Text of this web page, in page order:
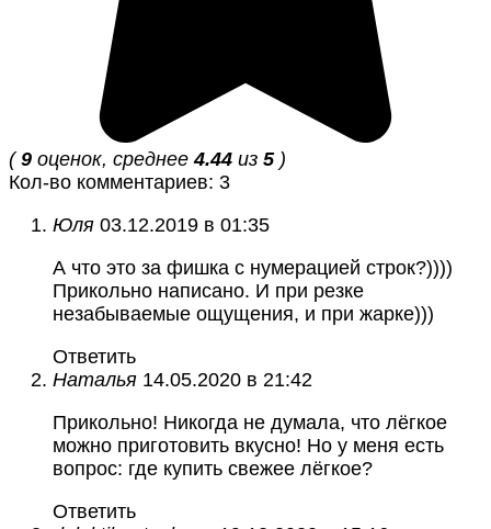
(9 оценок, среднее4.44 из 5)
Кол-во комментариев: 3
Юля 03.12.2019 в 01:35
А что это за фишка с нумерацией строк?))))
Прикольно написано. И при резке
незабываемые ощущения, и при жарке)))
Ответить
Наталья 14.05.2020 в 21:42
Прикольно! Никогда не думала, что лёгкое
можно приготовить вкусно! Но у меня есть
вопрос: где купить свежее лёгкое?
Ответить